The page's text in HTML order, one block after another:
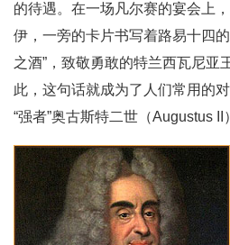
的待遇。在一场凡尔赛的宴会上
伊，一旁的卡片书写着路易十四
之酒”，致敬勇敢的特兰西瓦尼亚
此，这句话就成为了人们常用
“强者”奥古斯特二世（Augustus II）